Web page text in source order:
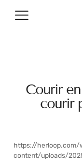
Courir
courir
https://herloop.com/
content/uploads/